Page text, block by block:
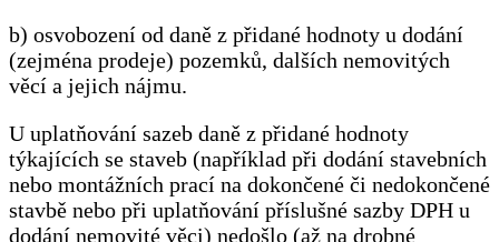
b) osvobození od daně z přidané hodnoty u dodání
(zejména prodeje) pozemků, dalších nemovitých
věcí a jejich nájmu.
U uplatňování sazeb daně z přidané hodnoty
týkajících se staveb (například při dodání stavebních
nebo montážních prací na dokončené či nedokončené
stavbě nebo při uplatňování příslušné sazby DPH u
dodání nemovité věci) nedošlo (až na drobné